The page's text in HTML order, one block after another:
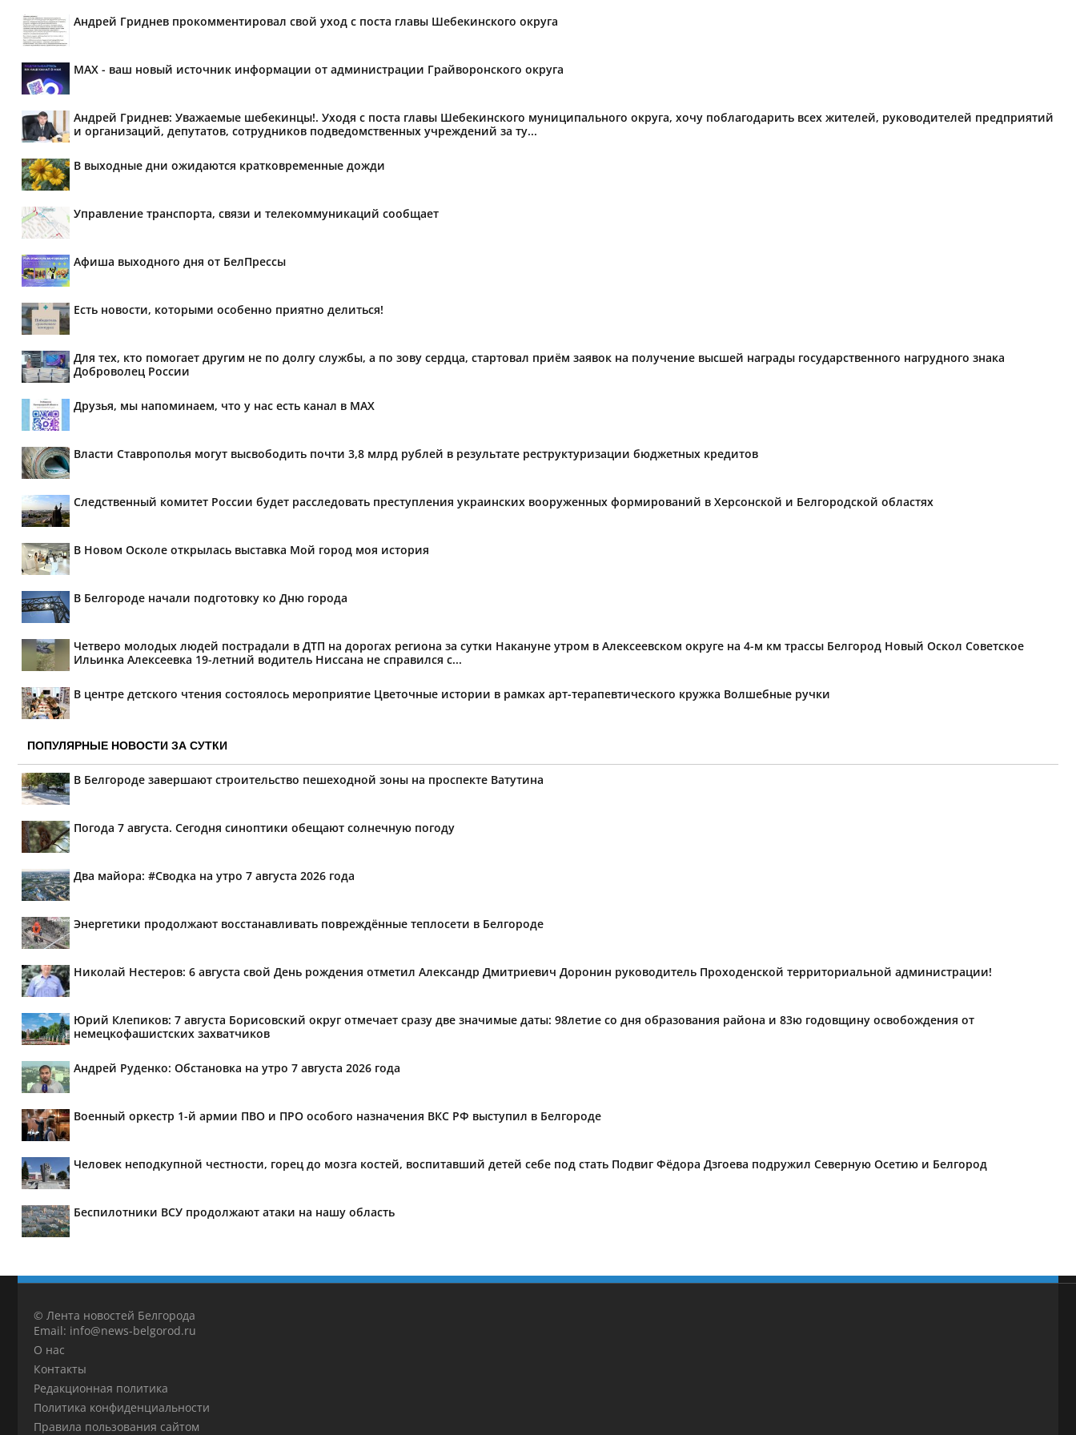
Андрей Гриднев прокомментировал свой уход с поста главы Шебекинского округа
MAX - ваш новый источник информации от администрации Грайворонского округа
Андрей Гриднев: Уважаемые шебекинцы!. Уходя с поста главы Шебекинского муниципального округа, хочу поблагодарить всех жителей, руководителей предприятий
и организаций, депутатов, сотрудников подведомственных учреждений за ту...
В выходные дни ожидаются кратковременные дожди
Управление транспорта, связи и телекоммуникаций сообщает
Афиша выходного дня от БелПрессы
Есть новости, которыми особенно приятно делиться!
Для тех, кто помогает другим не по долгу службы, а по зову сердца, стартовал приём заявок на получение высшей награды государственного нагрудного знака
Доброволец России
Друзья, мы напоминаем, что у нас есть канал в МАХ
Власти Ставрополья могут высвободить почти 3,8 млрд рублей в результате реструктуризации бюджетных кредитов
Следственный комитет России будет расследовать преступления украинских вооруженных формирований в Херсонской и Белгородской областях
В Новом Осколе открылась выставка Мой город моя история
В Белгороде начали подготовку ко Дню города
Четверо молодых людей пострадали в ДТП на дорогах региона за сутки Накануне утром в Алексеевском округе на 4-м км трассы Белгород Новый Оскол Советское
Ильинка Алексеевка 19-летний водитель Ниссана не справился с...
В центре детского чтения состоялось мероприятие Цветочные истории в рамках арт-терапевтического кружка Волшебные ручки
ПОПУЛЯРНЫЕ НОВОСТИ ЗА СУТКИ
В Белгороде завершают строительство пешеходной зоны на проспекте Ватутина
Погода 7 августа. Сегодня синоптики обещают солнечную погоду
Два майора: #Сводка на утро 7 августа 2026 года
Энергетики продолжают восстанавливать повреждённые теплосети в Белгороде
Николай Нестеров: 6 августа свой День рождения отметил Александр Дмитриевич Доронин руководитель Проходенской территориальной администрации!
Юрий Клепиков: 7 августа Борисовский округ отмечает сразу две значимые даты: 98летие со дня образования района и 83ю годовщину освобождения от
немецкофашистских захватчиков
Андрей Руденко: Обстановка на утро 7 августа 2026 года
Военный оркестр 1-й армии ПВО и ПРО особого назначения ВКС РФ выступил в Белгороде
Человек неподкупной честности, горец до мозга костей, воспитавший детей себе под стать Подвиг Фёдора Дзгоева подружил Северную Осетию и Белгород
Беспилотники ВСУ продолжают атаки на нашу область
© Лента новостей Белгорода
Email: info@news-belgorod.ru
О нас
Контакты
Редакционная политика
Политика конфиденциальности
Правила пользования сайтом